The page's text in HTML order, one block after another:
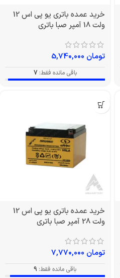
خرید عمده باتری یو پی اس 12
ولت 18 آمپر صبا باتری
تومان
باقی مانده فقط: 7
خرید عمده باتری یو پی اس 12
ولت 28 آمپر صبا باتری
تومان
باقی مانده فقط: 9